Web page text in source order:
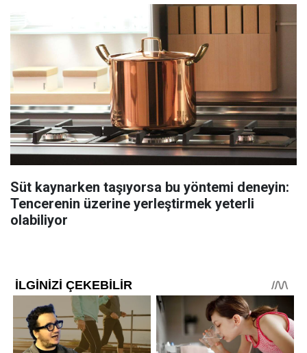
Süt kaynarken taşıyorsa bu yöntemi deneyin:
Tencerenin üzerine yerleştirmek yeterli
olabiliyor